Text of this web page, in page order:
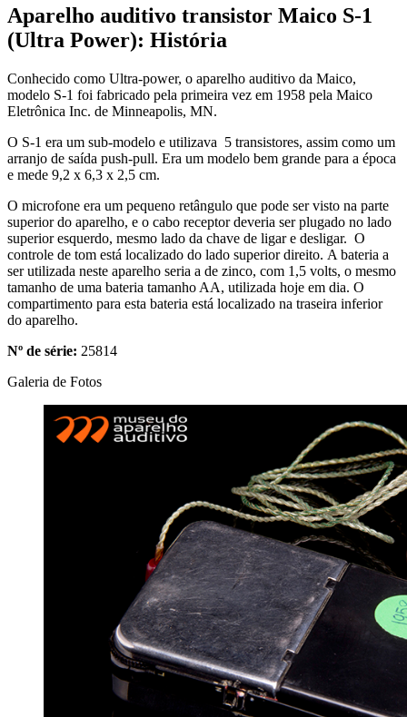
Aparelho auditivo transistor Maico S-1
(Ultra Power): História
Conhecido como Ultra-power, o aparelho auditivo da Maico,
modelo S-1 foi fabricado pela primeira vez em 1958 pela Maico
Eletrônica Inc. de Minneapolis, MN.
O S-1 era um sub-modelo e utilizava 5 transistores, assim como um
arranjo de saída push-pull. Era um modelo bem grande para a época
e mede 9,2 x 6,3 x 2,5 cm.
O microfone era um pequeno retângulo que pode ser visto na parte
superior do aparelho, e o cabo receptor deveria ser plugado no lado
superior esquerdo, mesmo lado da chave de ligar e desligar. O
controle de tom está localizado do lado superior direito. A bateria a
ser utilizada neste aparelho seria a de zinco, com 1,5 volts, o mesmo
tamanho de uma bateria tamanho AA, utilizada hoje em dia. O
compartimento para esta bateria está localizado na traseira inferior
do aparelho.
Nº de série: 25814
Galeria de Fotos